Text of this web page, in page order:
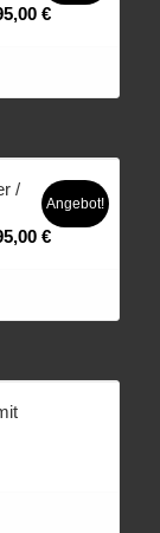
€
/
€
Angebot!